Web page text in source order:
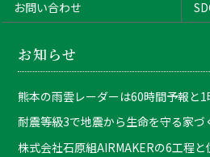
お問い合わせ
お知らせ
熊本の雨雲レーダーは60時間予報と
耐震等級3で地震から生命を守る家づ
株式会社石原組AIRMAKERの6工程と